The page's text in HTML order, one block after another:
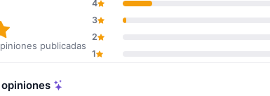
global: 9,7 de 10
publicadas
4
3
2
1